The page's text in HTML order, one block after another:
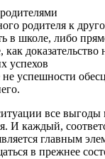
родителя к
в школе, либо
как
успехов
успешности
все выгоды
И каждый,
главным
в прежнее